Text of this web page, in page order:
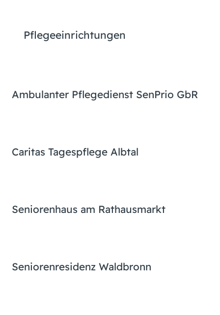
Pflegeeinrichtungen
Ambulanter Pflegedienst SenPrio GbR
Caritas Tagespflege Albtal
Seniorenhaus am Rathausmarkt
Seniorenresidenz Waldbronn